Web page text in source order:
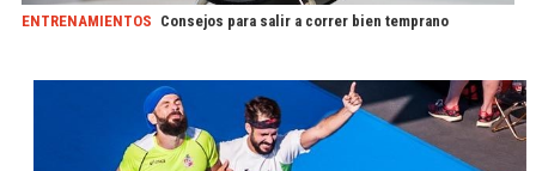
ENTRENAMIENTOS Consejos para salir a correr bien temprano